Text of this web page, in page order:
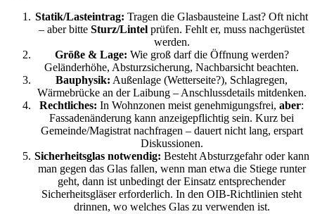
Statik/Lasteintrag: Tragen die Glasbausteine Last? Oft nicht
– aber bitte Sturz/Lintel prüfen. Fehlt er, muss nachgerüstet
werden.
Größe & Lage: Wie groß darf die Öffnung werden?
Geländerhöhe, Absturzsicherung, Nachbarsicht beachten.
Bauphysik: Außenlage (Wetterseite?), Schlagregen,
Wärmebrücke an der Laibung – Anschlussdetails mitdenken.
Rechtliches: In Wohnzonen meist genehmigungsfrei, aber:
Fassadenänderung kann anzeigepflichtig sein. Kurz bei
Gemeinde/Magistrat nachfragen – dauert nicht lang, erspart
Diskussionen.
Sicherheitsglas notwendig: Besteht Absturzgefahr oder kann
man gegen das Glas fallen, wenn man etwa die Stiege runter
geht, dann ist unbedingt der Einsatz entsprechender
Sicherheitsgläser erforderlich. In den OIB-Richtlinien steht
drinnen, wo welches Glas zu verwenden ist.